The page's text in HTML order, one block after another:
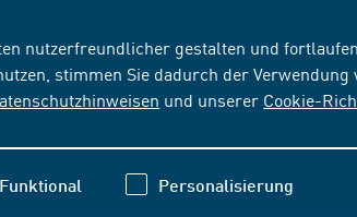
nutzerfreundlicher gestalten und
stimmen Sie dadurch der
und unserer Cookie-
Funktional Personalisierung